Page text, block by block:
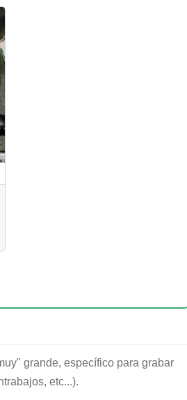
grande, específico para grabar
etc...).